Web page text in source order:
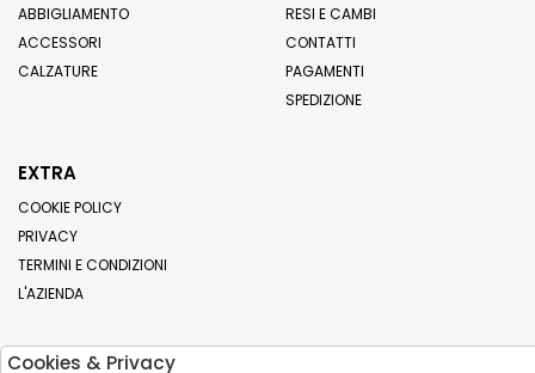
ABBIGLIAMENTO
ACCESSORI
CALZATURE
RESI E CAMBI
CONTATTI
PAGAMENTI
SPEDIZIONE
EXTRA
COOKIE POLICY
PRIVACY
TERMINI E CONDIZIONI
L'AZIENDA
Cookies & Privacy